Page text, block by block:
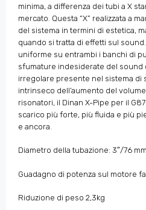
minima, a differenza dei tubi a X
mercato. Questa “X” realizzata a
del sistema in termini di estetica,
quando si tratta di effetti sul
uniforme su entrambi i banchi di
sfumature indesiderate del sound
irregolare presente nel sistema di
intrinseco dell’aumento del
risonatori, il Dinan X-Pipe per il
scarico più forte, più fluida e più
e ancora.
Diametro della tubazione: 3″/76 mm
Guadagno di potenza sul motore
Riduzione di peso 2,3kg